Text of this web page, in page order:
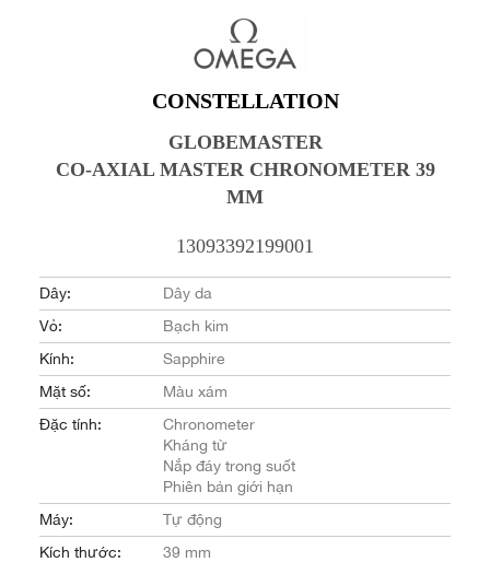
CONSTELLATION
GLOBEMASTER
CO-AXIAL MASTER CHRONOMETER 39
MM
13093392199001
Dây:
Dây da
Vỏ:
Bạch kim
Kính:
Sapphire
Mặt số:
Màu xám
Đặc tính:
Chronometer
Kháng từ
Nắp đáy trong suốt
Phiên bản giới hạn
Máy:
Tự động
Kích thước:
39 mm